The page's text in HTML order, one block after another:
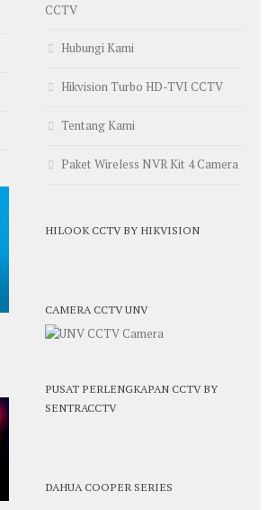
CCTV
Hubungi Kami
Hikvision Turbo HD-TVI CCTV
Tentang Kami
Paket Wireless NVR Kit 4 Camera
HILOOK CCTV BY HIKVISION
CAMERA CCTV UNV
PUSAT PERLENGKAPAN CCTV BY
SENTRACCTV
DAHUA COOPER SERIES